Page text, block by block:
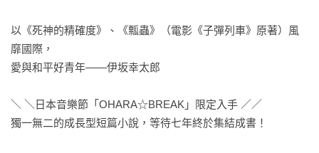
以《死神的精確度》、《瓢蟲》（電影《子彈列車》原著）風
靡國際，
愛與和平好青年——伊坂幸太郎
＼ ＼日本音樂節「OHARA☆BREAK」限定入手 ／／
獨一無二的成長型短篇小說，等待七年終於集結成書！